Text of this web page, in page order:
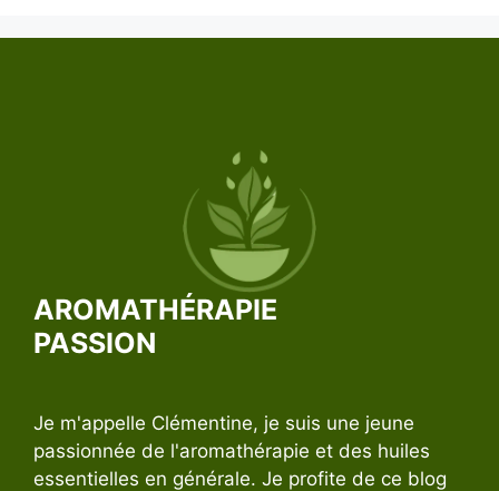
AROMATHÉRAPIE
PASSION
Je m'appelle Clémentine, je suis une jeune
passionnée de l'aromathérapie et des huiles
essentielles en générale. Je profite de ce blog